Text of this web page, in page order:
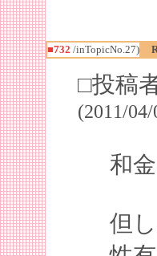
■732 /inTopicNo.27)
□投稿
(2011/
和
但